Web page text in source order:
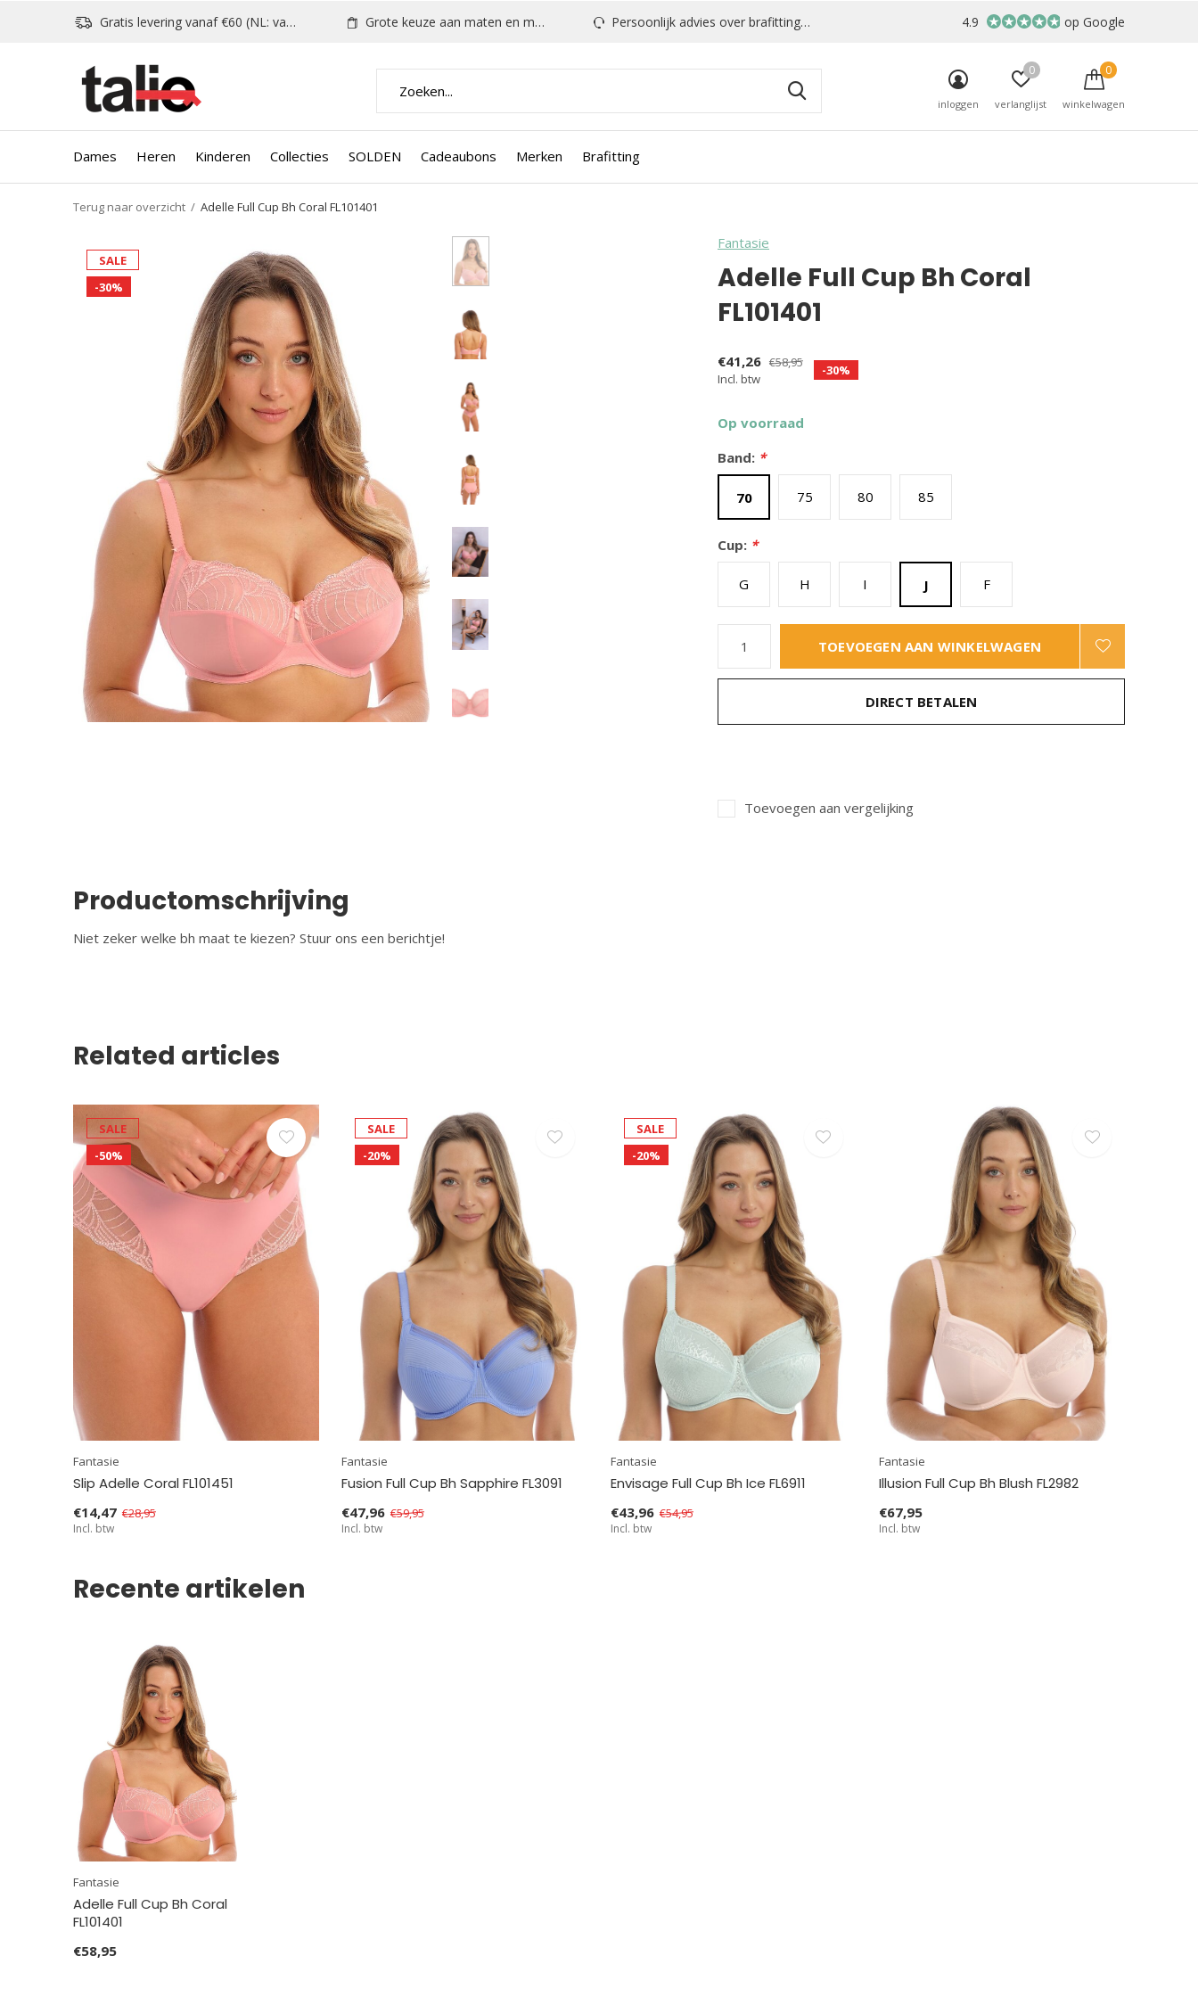
Dames Heren Kinderen Collecties SOLDEN Cadeaubons Merken Brafitting
inloggen verlanglijst
0
winkelwagen
0
Gratis levering vanaf €60 (NL: vanaf €80) Grote keuze aan maten en modellen Persoonlijk advies over brafitting & meer 4.9 op Google
Terug naar overzicht Adelle Full Cup Bh Coral FL101401
SALE
-30%
Fantasie
Adelle Full Cup Bh Coral
FL101401
€41,26 €58,95
Incl. btw
-30%
Op voorraad
Band: *
70 75 80 85
Cup: *
G H I J F
TOEVOEGEN AAN WINKELWAGEN
DIRECT BETALEN
Toevoegen aan vergelijking
Productomschrijving
Niet zeker welke bh maat te kiezen? Stuur ons een berichtje!
Related articles
SALE
-50%
Fantasie
Slip Adelle Coral FL101451
€14,47 €28,95
Incl. btw
SALE
-20%
Fantasie
Fusion Full Cup Bh Sapphire FL3091
€47,96 €59,95
Incl. btw
SALE
-20%
Fantasie
Envisage Full Cup Bh Ice FL6911
€43,96 €54,95
Incl. btw
Fantasie
Illusion Full Cup Bh Blush FL2982
€67,95
Incl. btw
Recente artikelen
Fantasie
Adelle Full Cup Bh Coral
FL101401
€58,95